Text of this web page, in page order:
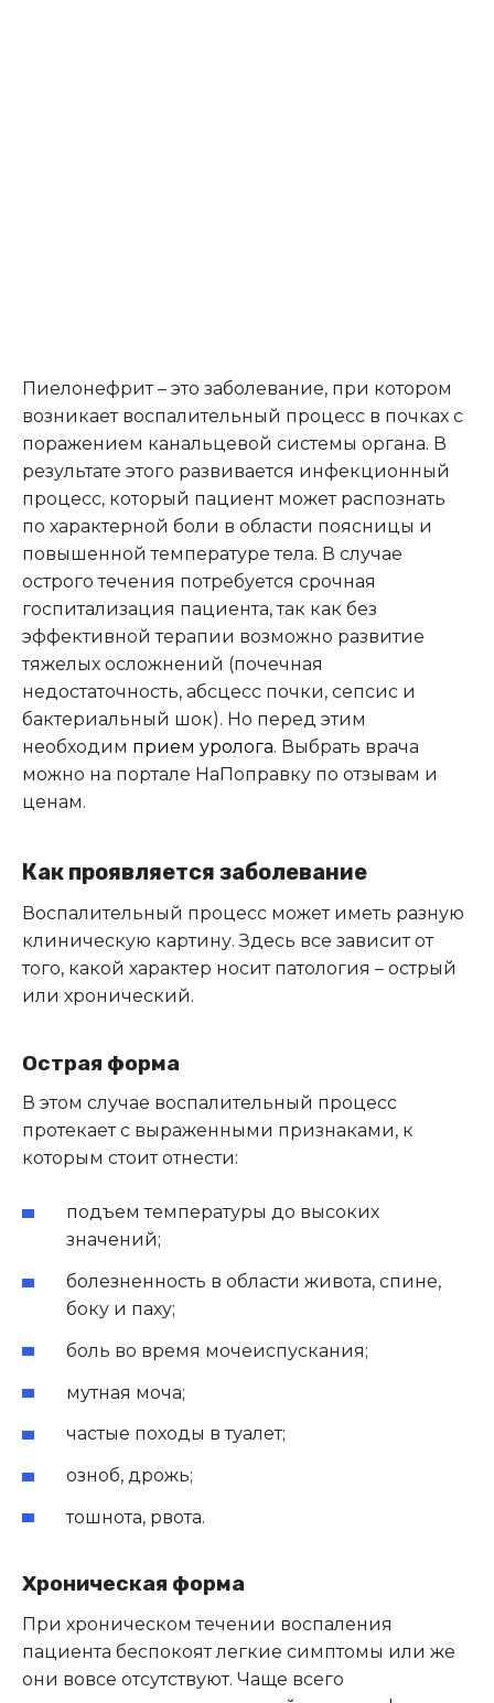
Пиелонефрит – это заболевание, при котором
возникает воспалительный процесс в почках с
поражением канальцевой системы органа. В
результате этого развивается инфекционный
процесс, который пациент может распознать
по характерной боли в области поясницы и
повышенной температуре тела. В случае
острого течения потребуется срочная
госпитализация пациента, так как без
эффективной терапии возможно развитие
тяжелых осложнений (почечная
недостаточность, абсцесс почки, сепсис и
бактериальный шок). Но перед этим
необходим прием уролога. Выбрать врача
можно на портале НаПоправку по отзывам и
ценам.
Как проявляется заболевание
Воспалительный процесс может иметь разную
клиническую картину. Здесь все зависит от
того, какой характер носит патология – острый
или хронический.
Острая форма
В этом случае воспалительный процесс
протекает с выраженными признаками, к
которым стоит отнести:
подъем температуры до высоких
значений;
болезненность в области живота, спине,
боку и паху;
боль во время мочеиспускания;
мутная моча;
частые походы в туалет;
озноб, дрожь;
тошнота, рвота.
Хроническая форма
При хроническом течении воспаления
пациента беспокоят легкие симптомы или же
они вовсе отсутствуют. Чаще всего